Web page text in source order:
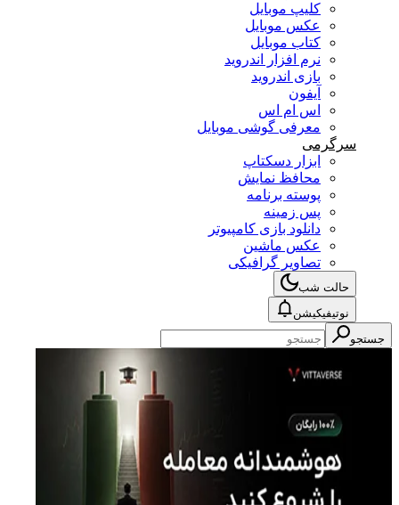
کلیپ موبایل
عکس موبایل
کتاب موبایل
نرم افزار اندروید
بازی اندروید
آیفون
اس ام اس
معرفی گوشی موبایل
سرگرمی
ابزار دسکتاپ
محافظ نمایش
پوسته برنامه
پس زمینه
دانلود بازی کامپیوتر
عکس ماشین
تصاویر گرافیکی
حالت شب
نوتیفیکیشن
جستجو